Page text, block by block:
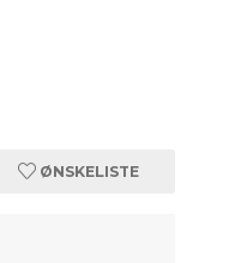
ØNSKELISTE